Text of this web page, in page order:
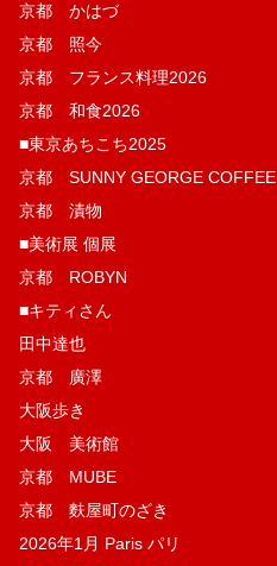
京都 かはづ
京都 照今
京都 フランス料理2026
京都 和食2026
■東京あちこち2025
京都 SUNNY GEORGE COFFEE
京都 漬物
■美術展 個展
京都 ROBYN
■キティさん
田中達也
京都 廣澤
大阪歩き
大阪 美術館
京都 MUBE
京都 麩屋町のざき
2026年1月 Paris パリ